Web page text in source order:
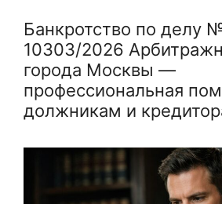
Банкротство по делу
10303/2026
города Москвы —
профессиональная
должникам и